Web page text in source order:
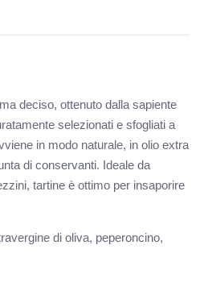
deciso, ottenuto dalla sapiente
selezionati e sfogliati a
in modo naturale, in olio extra
di conservanti. Ideale da
tartine è ottimo per insaporire
di oliva, peperoncino,